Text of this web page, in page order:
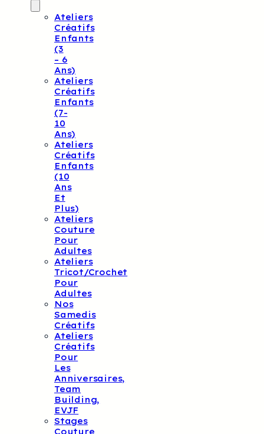
Ateliers
Créatifs
Enfants
(3
– 6
Ans)
Ateliers
Créatifs
Enfants
(7-
10
Ans)
Ateliers
Créatifs
Enfants
(10
Ans
Et
Plus)
Ateliers
Couture
Pour
Adultes
Ateliers
Tricot/crochet
Pour
Adultes
Nos
Samedis
Créatifs
Ateliers
Créatifs
Pour
Les
Anniversaires,
Team
Building,
EVJF
Stages
Couture